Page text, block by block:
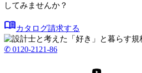
してみませんか？
menu_bookカタログ請求する
✆ 0120-2121-86